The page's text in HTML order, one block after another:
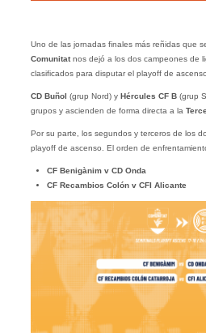
Uno de las jornadas finales más reñidas que
Comunitatnos dejó a los dos campeones de
clasificados para disputar el playoff de
CD Buñol (grup Nord) y Hércules CF B (grup
grupos y ascienden de forma directa a la
Por su parte, los segundos y terceros de los
playoff de ascenso. El orden de
CF Benigànim v CD Onda
CF Recambios Colón v CFI Alicante